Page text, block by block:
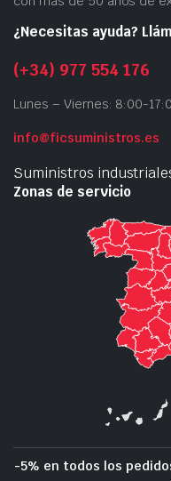
¿Necesitas ayuda?
(+34) 977 554 176
Lunes – Viernes: 8:00-
info@ficsuministros.es
Suministros
Zonas de servicio
-5% en todos los